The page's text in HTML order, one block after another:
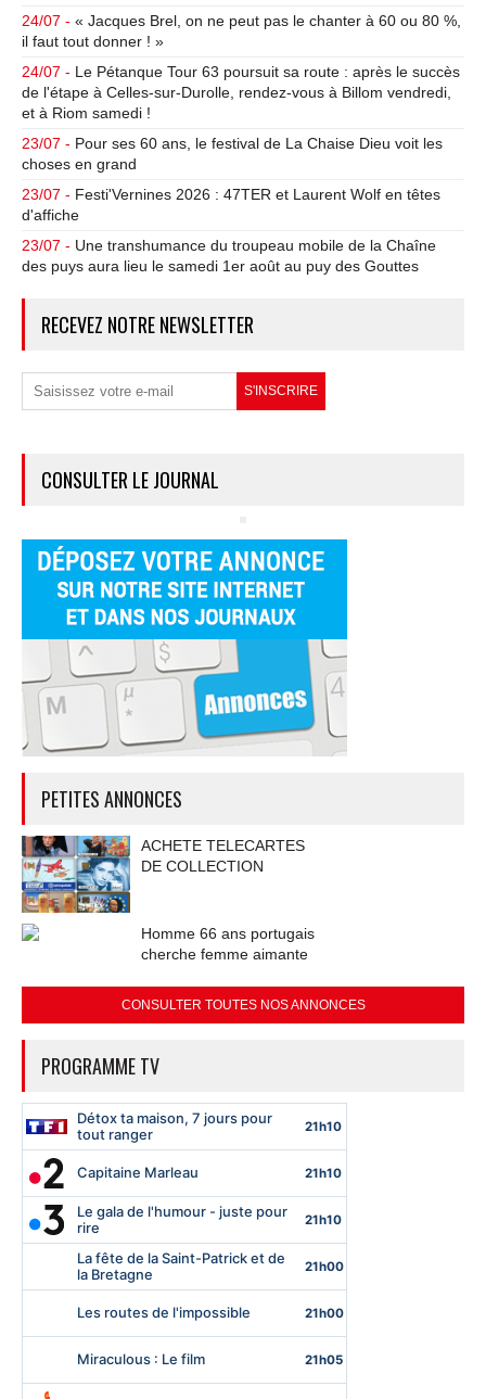
24/07 - « Jacques Brel, on ne peut pas le chanter à 60 ou 80 %,
il faut tout donner ! »
24/07 - Le Pétanque Tour 63 poursuit sa route : après le succès
de l'étape à Celles-sur-Durolle, rendez-vous à Billom vendredi,
et à Riom samedi !
23/07 - Pour ses 60 ans, le festival de La Chaise Dieu voit les
choses en grand
23/07 - Festi'Vernines 2026 : 47TER et Laurent Wolf en têtes
d'affiche
23/07 - Une transhumance du troupeau mobile de la Chaîne
des puys aura lieu le samedi 1er août au puy des Gouttes
RECEVEZ NOTRE NEWSLETTER
CONSULTER LE JOURNAL
PETITES ANNONCES
ACHETE TELECARTES
DE COLLECTION
Homme 66 ans portugais
cherche femme aimante
CONSULTER TOUTES NOS ANNONCES
PROGRAMME TV